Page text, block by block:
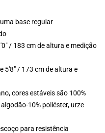
base regular
/ 183 cm de altura e medição
5'8" / 173 cm de altura e
cores estáveis são 100%
10% poliéster, urze
para resistência